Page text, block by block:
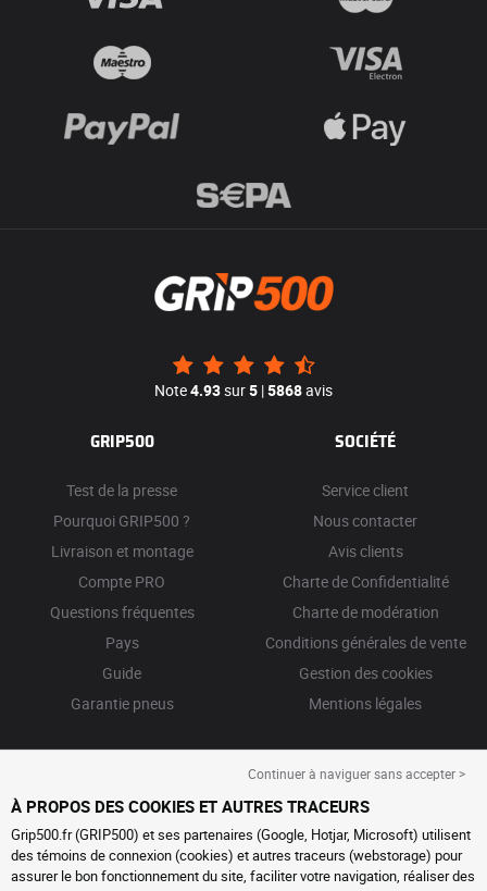
Note4.93sur5 |5868avis
GRIP500
Test de la presse
Pourquoi GRIP500 ?
Livraison et montage
Compte PRO
Questions fréquentes
Pays
Guide
Garantie pneus
SOCIÉTÉ
Service client
Nous contacter
Avis clients
Charte de Confidentialité
Charte de modération
Conditions générales de vente
Gestion des cookies
Mentions légales
Continuer à naviguer sans accepter >
À PROPOS DES COOKIES ET AUTRES TRACEURS
Grip500.fr (GRIP500) et ses partenaires (Google, Hotjar, Microsoft) utilisent
des témoins de connexion (cookies) et autres traceurs (webstorage) pour
assurer le bon fonctionnement du site, faciliter votre navigation, réaliser des